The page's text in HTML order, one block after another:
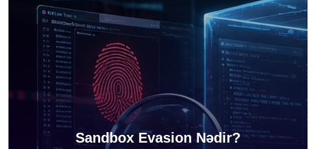
Sandbox Evasion Nədir?